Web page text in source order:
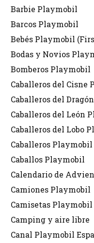
Barbie Playmobil
Barcos Playmobil
Bebés Playmobil
Bodas y Novios
Bomberos Playmobil
Caballeros del Cisne
Caballeros del
Caballeros del León
Caballeros del Lobo
Caballeros Playmobil
Caballos Playmobil
Calendario de
Camiones Playmobil
Camisetas Playmobil
Camping y aire libre
Canal Playmobil